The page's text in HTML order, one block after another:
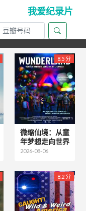
我爱纪录片
8.5 分
微缩仙境：从童
年梦想走向世界
2026-08-06
8.2 分